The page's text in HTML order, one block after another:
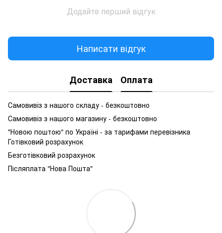
Додайте перший відгук
Написати відгук
Доставка Оплата
Самовивіз з нашого складу - безкоштовно
Самовивіз з нашого магазину - безкоштовно
"Новою поштою" по Україні - за тарифами перевізника
Готівковий розрахунок
Безготівковий розрахунок
Післяплата "Нова Пошта"